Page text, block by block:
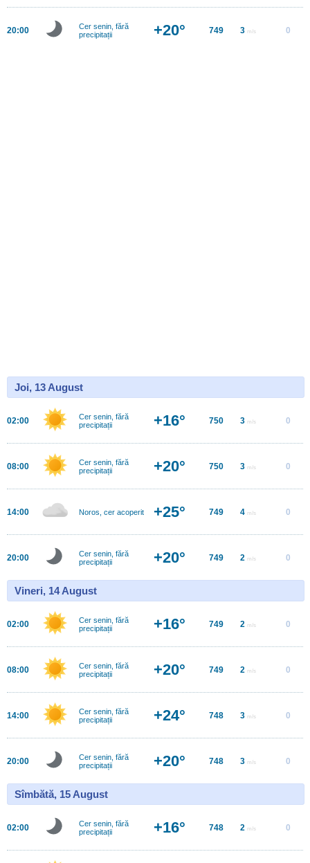
20:00
Cer senin, fără
precipitații
+20° 749 3 m/s 0
Joi, 13 August
02:00
Cer senin, fără
precipitații
+16° 750 3 m/s 0
08:00
Cer senin, fără
precipitații
+20° 750 3 m/s 0
14:00 Noros, cer acoperit +25° 749 4 m/s 0
20:00
Cer senin, fără
precipitații
+20° 749 2 m/s 0
Vineri, 14 August
02:00
Cer senin, fără
precipitații
+16° 749 2 m/s 0
08:00
Cer senin, fără
precipitații
+20° 749 2 m/s 0
14:00
Cer senin, fără
precipitații
+24° 748 3 m/s 0
20:00
Cer senin, fără
precipitații
+20° 748 3 m/s 0
Sîmbătă, 15 August
02:00
Cer senin, fără
precipitații
+16° 748 2 m/s 0